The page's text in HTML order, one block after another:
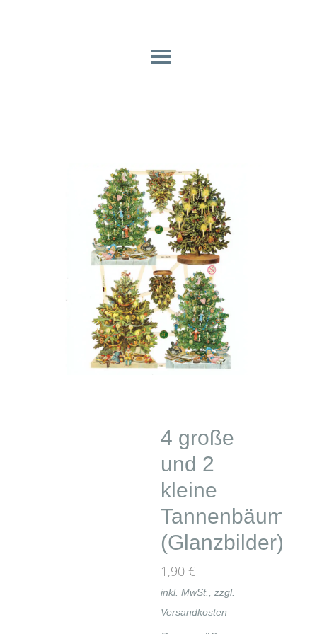
4 große
und 2
kleine
Tannenbäume
(Glanzbilder)
1,90 €
inkl. MwSt., zzgl.
Versandkosten